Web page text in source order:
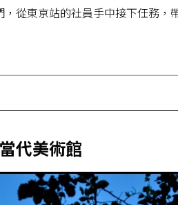
從東京站的社員手中接下任務
代美術館